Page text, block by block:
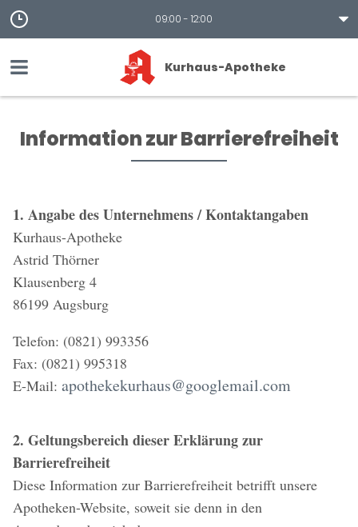
09:00 - 12:00
Kurhaus-Apotheke
Information zur Barrierefreiheit
1. Angabe des Unternehmens / Kontaktangaben
Kurhaus-Apotheke
Astrid Thörner
Klausenberg 4
86199 Augsburg
Telefon: (0821) 993356
Fax: (0821) 995318
E-Mail: apothekekurhaus@googlemail.com
2. Geltungsbereich dieser Erklärung zur
Barrierefreiheit
Diese Information zur Barrierefreiheit betrifft unsere
Apotheken-Website, soweit sie denn in den